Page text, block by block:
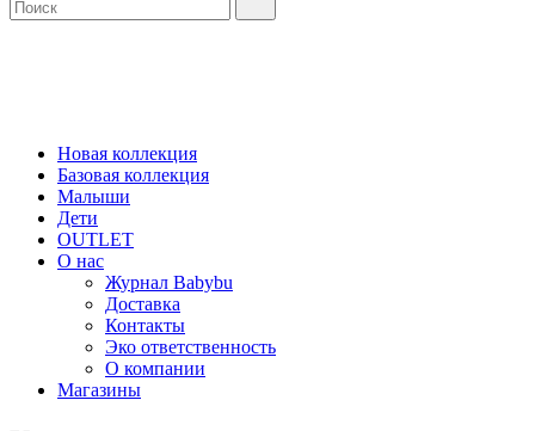
Новая коллекция
Базовая коллекция
Малыши
Дети
OUTLET
О нас
Журнал Babybu
Доставка
Контакты
Эко ответственность
О компании
Магазины